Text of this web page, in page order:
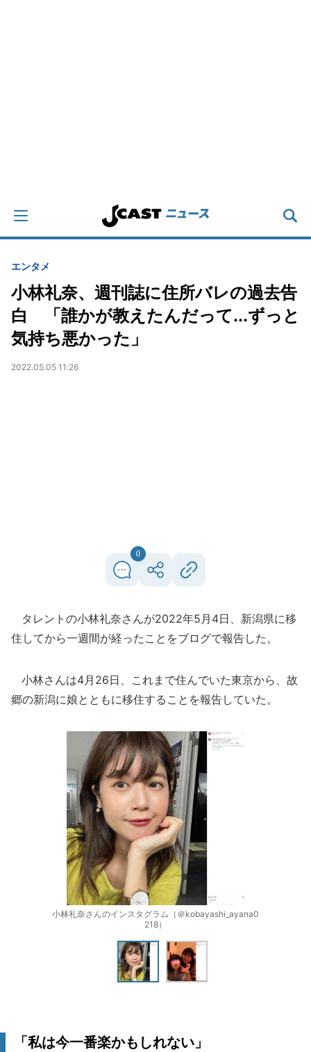
エンタメ
小林礼奈、週刊誌に住所バレの過去告
白 「誰かが教えたんだって...ずっと
気持ち悪かった」
2022.05.05 11:26
0
タレントの小林礼奈さんが2022年5月4日、新潟県に移
住してから一週間が経ったことをブログで報告した。
小林さんは4月26日、これまで住んでいた東京から、故
郷の新潟に娘とともに移住することを報告していた。
小林礼奈さんのインスタグラム（＠kobayashi_ayana0
218）
「私は今一番楽かもしれない」